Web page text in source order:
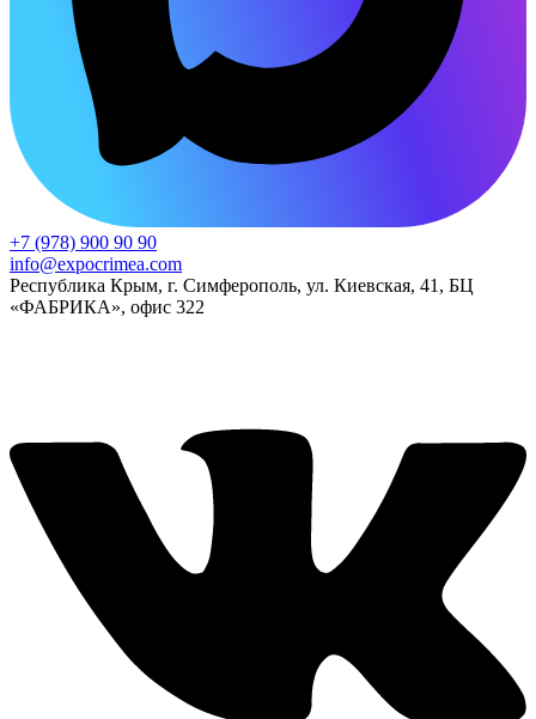
+7 (978) 900 90 90
info@expocrimea.com
Республика Крым, г. Симферополь, ул. Киевская, 41, БЦ
«ФАБРИКА», офис 322